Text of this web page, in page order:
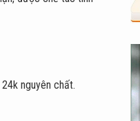
nguyên chất.